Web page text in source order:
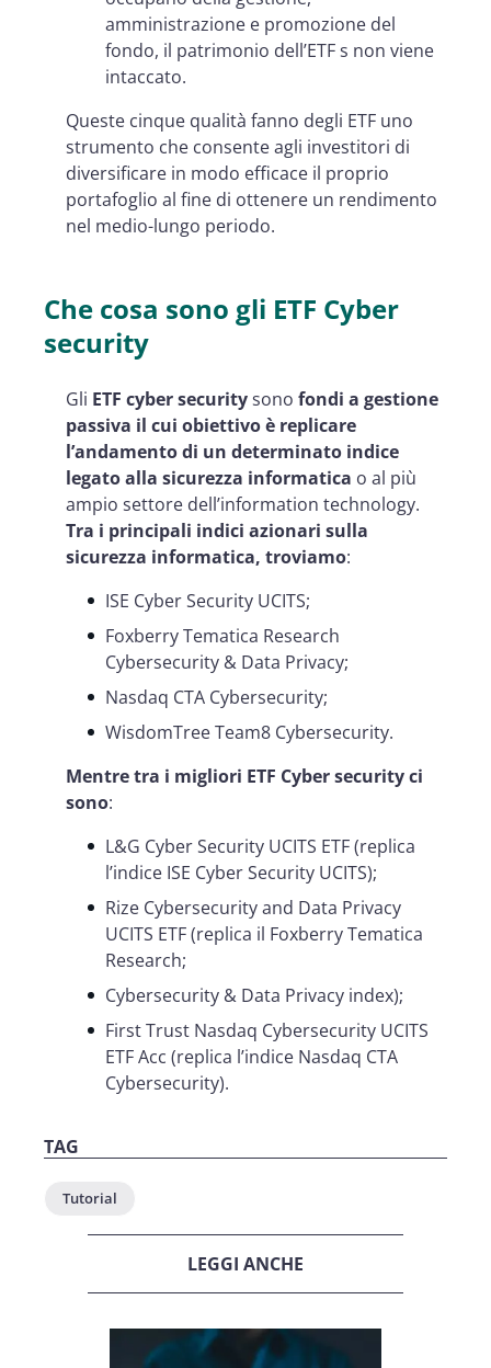
amministrazione e promozione del
fondo, il patrimonio dell’ETF s non viene
intaccato.
Queste cinque qualità fanno degli ETF uno
strumento che consente agli investitori di
diversificare in modo efficace il proprio
portafoglio al fine di ottenere un rendimento
nel medio-lungo periodo.
Che cosa sono gli ETF Cyber
security
Gli ETF cyber securitysono fondi a gestione
passiva il cui obiettivo è replicare
l’andamento di un determinato indice
legato alla sicurezza informatica o al più
ampio settore dell’information technology.
Tra i principali indici azionari sulla
sicurezza informatica, troviamo:
ISE Cyber Security UCITS;
Foxberry Tematica Research
Cybersecurity & Data Privacy;
Nasdaq CTA Cybersecurity;
WisdomTree Team8 Cybersecurity.
Mentre tra i migliori ETF Cyber security ci
sono:
L&G Cyber Security UCITS ETF (replica
l’indice ISE Cyber Security UCITS);
Rize Cybersecurity and Data Privacy
UCITS ETF (replica il Foxberry Tematica
Research;
Cybersecurity & Data Privacy index);
First Trust Nasdaq Cybersecurity UCITS
ETF Acc (replica l’indice Nasdaq CTA
Cybersecurity).
TAG
Tutorial
LEGGI ANCHE